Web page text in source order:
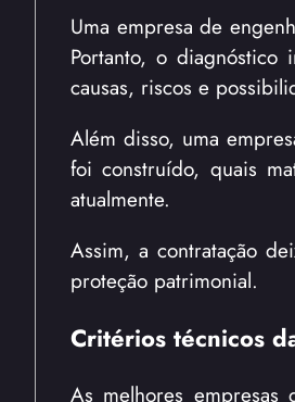
Uma empresa de
Portanto, o diagnóstico
causas, riscos e
Além disso, uma
foi construído, quais
atualmente.
Assim, a contratação
proteção patrimonial.
Critérios técnicos
As melhores